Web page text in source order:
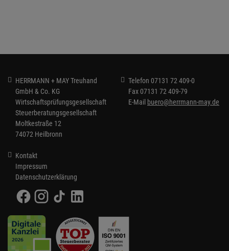
HERRMANN + MAY Treuhand
GmbH & Co. KG
Wirtschaftsprüfungsgesellschaft
Steuerberatungsgesellschaft
Moltkestraße 12
74072 Heilbronn
Telefon 07131 72 409-0
Fax07131 72 409-79
E-Mail buero@herrmann-may.de
Kontakt
Impressum
Datenschutzerklärung